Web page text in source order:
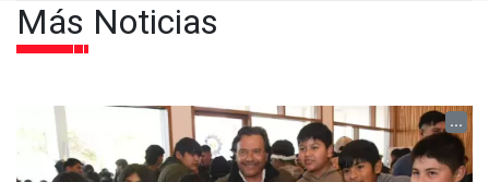
Más Noticias
...